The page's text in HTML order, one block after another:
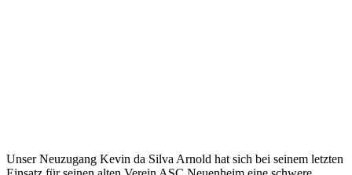
Unser Neuzugang Kevin da Silva Arnold hat sich bei seinem letzten